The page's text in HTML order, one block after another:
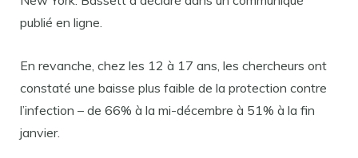
publié en ligne.
En revanche, chez les 12 à 17 ans, les chercheurs ont
constaté une baisse plus faible de la protection contre
l’infection – de 66% à la mi-décembre à 51% à la fin
janvier.